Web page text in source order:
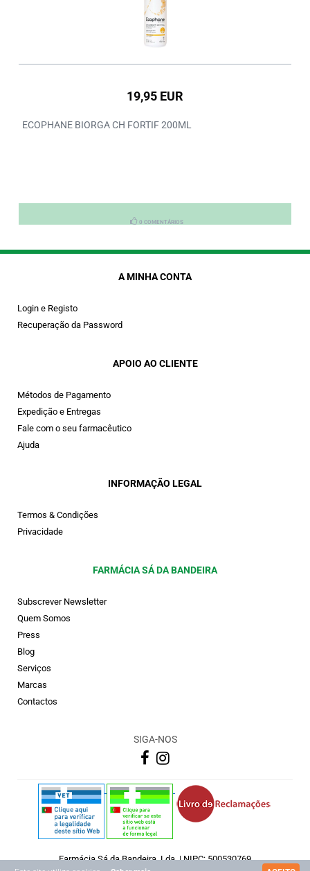
19,95 EUR
ECOPHANE BIORGA CH FORTIF 200ML
0 COMENTÁRIOS
A MINHA CONTA
Login e Registo
Recuperação da Password
APOIO AO CLIENTE
Métodos de Pagamento
Expedição e Entregas
Fale com o seu farmacêutico
Ajuda
INFORMAÇÃO LEGAL
Termos & Condições
Privacidade
FARMÁCIA SÁ DA BANDEIRA
Subscrever Newsletter
Quem Somos
Press
Blog
Serviços
Marcas
Contactos
SIGA-NOS
Farmácia Sá da Bandeira, Lda. | NIPC: 500530769